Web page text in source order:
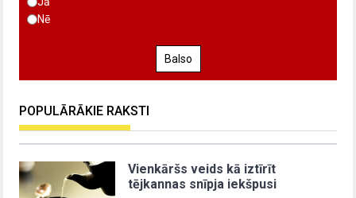
Nē
Balso
POPULĀRĀKIE RAKSTI
Vienkāršs veids kā iztīrīt
tējkannas snīpja iekšpusi